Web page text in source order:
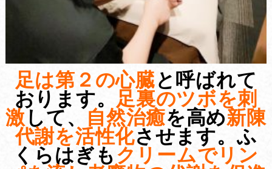
足は第２の心臓と呼ばれて
おります。 足裏のツボを刺
激 して、 自然治癒を高め新陳
代謝を活性化させます。ふ
くらはぎもクリームでリン